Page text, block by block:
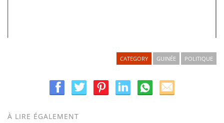
CATEGORY GUINÉE POLITIQUE
À LIRE ÉGALEMENT